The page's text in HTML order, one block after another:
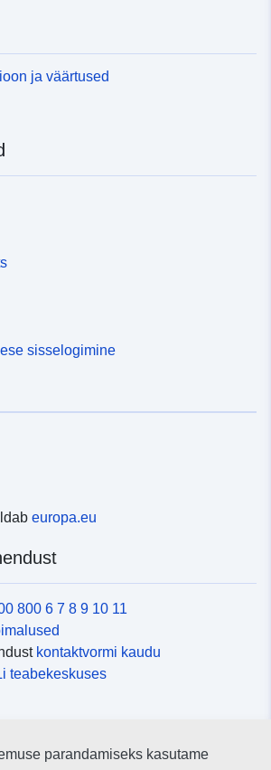
ja väärtused
sisselogimine
europa.eu
800 6 7 8 9 10 11
kontaktvormi kaudu
teabekeskuses
parandamiseks kasutame